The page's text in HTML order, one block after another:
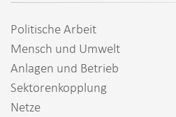
Politische Arbeit
Mensch und Umwelt
Anlagen und Betrieb
Sektorenkopplung
Netze